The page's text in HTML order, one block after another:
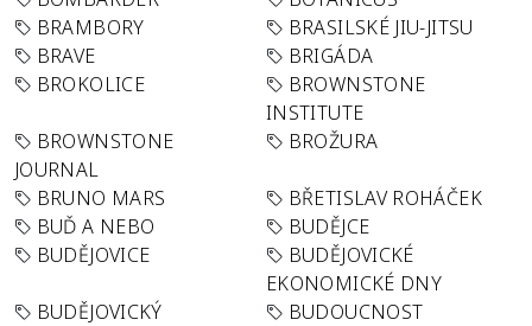
BRAMBORY
BRASILSKÉ JIU-JITSU
BRAVE
BRIGÁDA
BROKOLICE
BROWNSTONE
INSTITUTE
BROWNSTONE
JOURNAL
BROŽURA
BRUNO MARS
BŘETISLAV ROHÁČEK
BUĎ A NEBO
BUDĚJCE
BUDĚJOVICE
BUDĚJOVICKÉ
EKONOMICKÉ DNY
BUDĚJOVICKÝ
BUDOUCNOST